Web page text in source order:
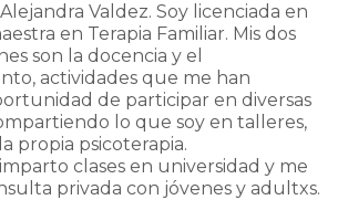
Valdez. Soy licenciada en
en Terapia Familiar. Mis dos
son la docencia y el
actividades que me han
de participar en diversas
lo que soy en talleres,
propia psicoterapia.
clases en universidad y me
privada con jóvenes y adultxs.